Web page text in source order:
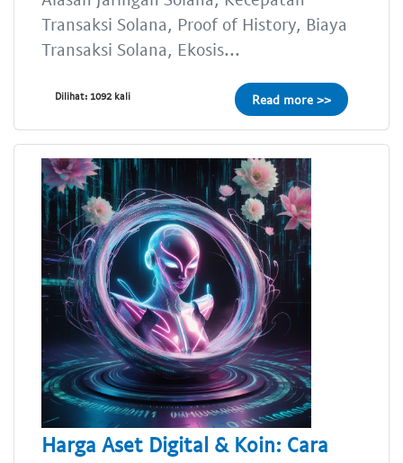
Transaksi Solana, Proof of History, Biaya
Transaksi Solana, Ekosis...
Dilihat: 1092 kali Read more >>
Harga Aset Digital & Koin: Cara